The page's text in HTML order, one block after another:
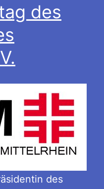
des
des